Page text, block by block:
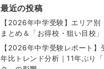
最近の投稿
【2026年中学受験】エリア別
まとめ＆「お得校・狙い目校」
【2026年中学受験レポート】
年比トレンド分析｜11年ぶり